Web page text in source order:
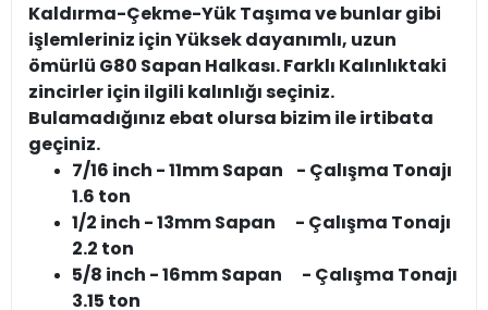
Kaldırma-Çekme-Yük Taşıma ve bunlar gibi
işlemleriniz için Yüksek dayanımlı, uzun
ömürlü G80 Sapan Halkası. Farklı Kalınlıktaki
zincirler için ilgili kalınlığı seçiniz.
Bulamadığınız ebat olursa bizim ile irtibata
geçiniz.
7/16 inch - 11mm Sapan - Çalışma Tonajı
1.6 ton
1/2 inch - 13mm Sapan - Çalışma Tonajı
2.2 ton
5/8 inch - 16mm Sapan - Çalışma Tonajı
3.15 ton